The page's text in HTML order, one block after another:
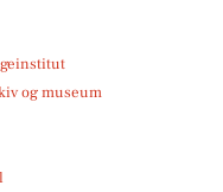
og museum